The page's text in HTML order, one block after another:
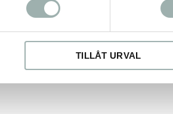
TILLÅT URVAL